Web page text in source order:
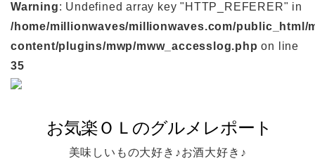
Warning: Undefined array key "HTTP_REFERER" in
/home/millionwaves/millionwaves.com/public_html/
content/plugins/mwp/mww_accesslog.php on line
35
美味しいもの大好き♪お酒大好き♪